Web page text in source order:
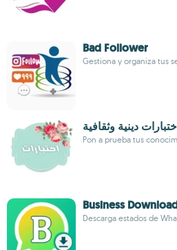
Bad Follower
Gestiona y organiza tus
دينية وثقافية
Pon a prueba tus
Business
Descarga estados de